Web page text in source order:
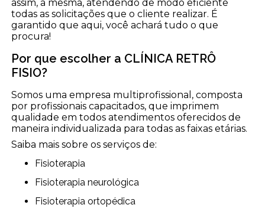
assim, a mesma, atendendo de modo eficiente
todas as solicitações que o cliente realizar. É
garantido que aqui, você achará tudo o que
procura!
Por que escolher a CLÍNICA RETRÔ
FISIO?
Somos uma empresa multiprofissional, composta
por profissionais capacitados, que imprimem
qualidade em todos atendimentos oferecidos de
maneira individualizada para todas as faixas etárias.
Saiba mais sobre os serviços de:
Fisioterapia
Fisioterapia neurológica
Fisioterapia ortopédica